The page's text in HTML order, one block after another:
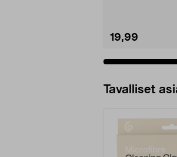
19,99
Tavalliset